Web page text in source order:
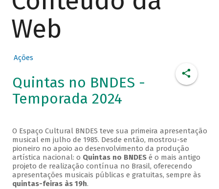
Web
Ações
Quintas no BNDES -
Temporada 2024
O Espaço Cultural BNDES teve sua primeira apresentação
musical em julho de 1985. Desde então, mostrou-se
pioneiro no apoio ao desenvolvimento da produção
artística nacional: o Quintas no BNDESé o mais antigo
projeto de realização contínua no Brasil, oferecendo
apresentações musicais públicas e gratuitas, sempre às
quintas-feiras às 19h.